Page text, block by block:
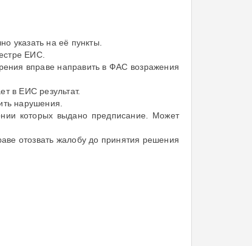
указать на её пункты.
ЕИС.
вправе направить в ФАС возражения
в ЕИС результат.
нарушения.
которых выдано предписание. Может
отозвать жалобу до принятия решения